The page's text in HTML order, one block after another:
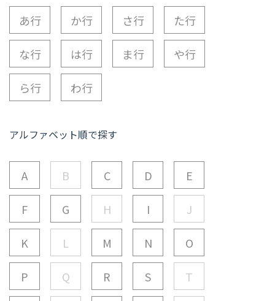
あ行 か行 さ行 た行
な行 は行 ま行 や行
ら行 わ行
アルファベット順で探す
A B C D E
F G H I J
K L M N O
P Q R S T